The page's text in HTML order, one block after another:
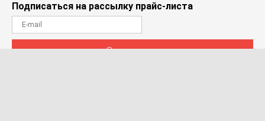
Подписаться на рассылку прайс-листа
Отправить